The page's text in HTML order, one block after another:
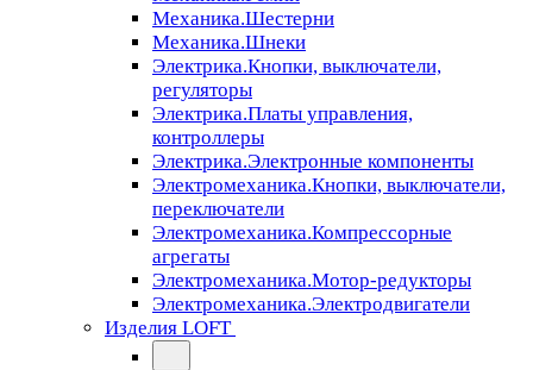
Механика.Шестерни
Механика.Шнеки
Электрика.Кнопки, выключатели,
регуляторы
Электрика.Платы управления,
контроллеры
Электрика.Электронные компоненты
Электромеханика.Кнопки, выключатели,
переключатели
Электромеханика.Компрессорные
агрегаты
Электромеханика.Мотор-редукторы
Электромеханика.Электродвигатели
Изделия LOFT